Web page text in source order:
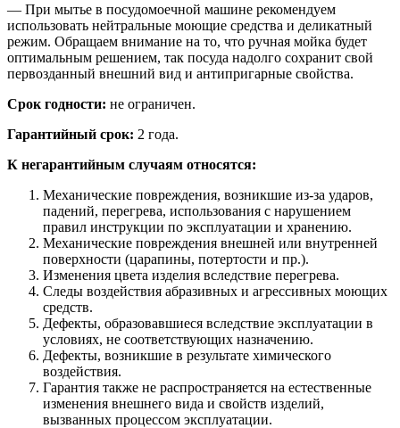
— При мытье в посудомоечной машине рекомендуем
использовать нейтральные моющие средства и деликатный
режим. Обращаем внимание на то, что ручная мойка будет
оптимальным решением, так посуда надолго сохранит свой
первозданный внешний вид и антипригарные свойства.
Срок годности: не ограничен.
Гарантийный срок: 2 года.
К негарантийным случаям относятся:
Механические повреждения, возникшие из-за ударов,
падений, перегрева, использования с нарушением
правил инструкции по эксплуатации и хранению.
Механические повреждения внешней или внутренней
поверхности (царапины, потертости и пр.).
Изменения цвета изделия вследствие перегрева.
Следы воздействия абразивных и агрессивных моющих
средств.
Дефекты, образовавшиеся вследствие эксплуатации в
условиях, не соответствующих назначению.
Дефекты, возникшие в результате химического
воздействия.
Гарантия также не распространяется на естественные
изменения внешнего вида и свойств изделий,
вызванных процессом эксплуатации.